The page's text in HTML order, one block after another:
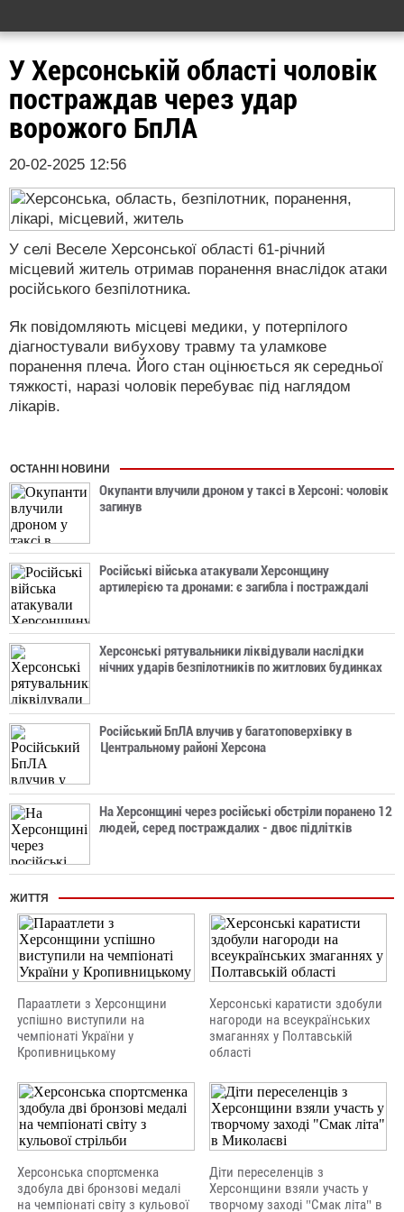
У Херсонській області чоловік
постраждав через удар
ворожого БпЛА
20-02-2025 12:56
У селі Веселе Херсонської області 61-річний
місцевий житель отримав поранення внаслідок атаки
російського безпілотника.
Як повідомляють місцеві медики, у потерпілого
діагностували вибухову травму та уламкове
поранення плеча. Його стан оцінюється як середньої
тяжкості, наразі чоловік перебуває під наглядом
лікарів.
ОСТАННІ НОВИНИ
Окупанти влучили дроном у таксі в Херсоні: чоловік
загинув
Російські війська атакували Херсонщину
артилерією та дронами: є загибла і постраждалі
Херсонські рятувальники ліквідували наслідки
нічних ударів безпілотників по житлових будинках
Російський БпЛА влучив у багатоповерхівку в
Центральному районі Херсона
На Херсонщині через російські обстріли поранено 12
людей, серед постраждалих - двоє підлітків
ЖИТТЯ
Параатлети з Херсонщини
успішно виступили на
чемпіонаті України у
Кропивницькому
Херсонські каратисти здобули
нагороди на всеукраїнських
змаганнях у Полтавській
області
Херсонська спортсменка
здобула дві бронзові медалі
на чемпіонаті світу з кульової
Діти переселенців з
Херсонщини взяли участь у
творчому заході "Смак літа" в